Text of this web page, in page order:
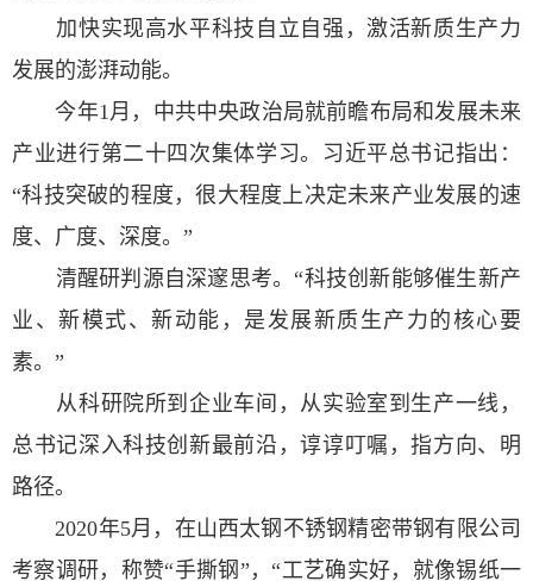
加快实现高水平科技自立自强，激活新质生产力
发展的澎湃动能。
今年1月，中共中央政治局就前瞻布局和发展未来
产业进行第二十四次集体学习。习近平总书记指出：
“科技突破的程度，很大程度上决定未来产业发展的速
度、广度、深度。”
清醒研判源自深邃思考。“科技创新能够催生新产
业、新模式、新动能，是发展新质生产力的核心要
素。”
从科研院所到企业车间，从实验室到生产一线，
总书记深入科技创新最前沿，谆谆叮嘱，指方向、明
路径。
2020年5月，在山西太钢不锈钢精密带钢有限公司
考察调研，称赞“手撕钢”，“工艺确实好，就像锡纸一